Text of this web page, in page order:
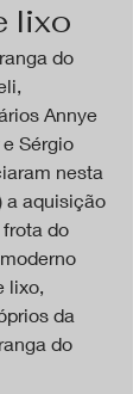
lixo
do
Annye
Sérgio
nesta
a aquisição
do
lixo,
da
do